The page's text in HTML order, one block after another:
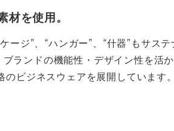
を使用。
ジ”、“ハンガー”、“什器”もサス
ランドの機能性・デザイン性を活
のビジネスウェアを展開しています